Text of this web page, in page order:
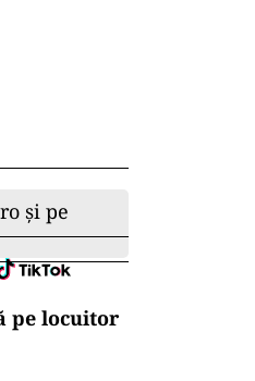
și pe
pe locuitor